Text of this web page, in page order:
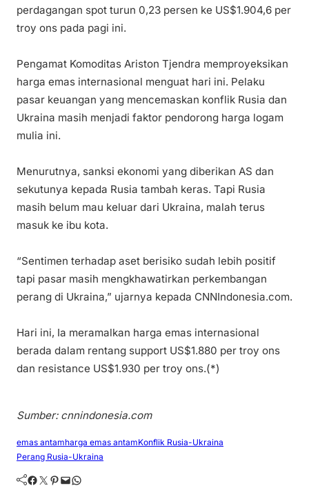
perdagangan spot turun 0,23 persen ke US$1.904,6 per
troy ons pada pagi ini.
Pengamat Komoditas Ariston Tjendra memproyeksikan
harga emas internasional menguat hari ini. Pelaku
pasar keuangan yang mencemaskan konflik Rusia dan
Ukraina masih menjadi faktor pendorong harga logam
mulia ini.
Menurutnya, sanksi ekonomi yang diberikan AS dan
sekutunya kepada Rusia tambah keras. Tapi Rusia
masih belum mau keluar dari Ukraina, malah terus
masuk ke ibu kota.
“Sentimen terhadap aset berisiko sudah lebih positif
tapi pasar masih mengkhawatirkan perkembangan
perang di Ukraina,” ujarnya kepada CNNIndonesia.com.
Hari ini, Ia meramalkan harga emas internasional
berada dalam rentang support US$1.880 per troy ons
dan resistance US$1.930 per troy ons.(*)
Sumber: cnnindonesia.com
emas antamharga emas antamKonflik Rusia-Ukraina
Perang Rusia-Ukraina
Facebook Twitter Pinterest Mail WhatsApp